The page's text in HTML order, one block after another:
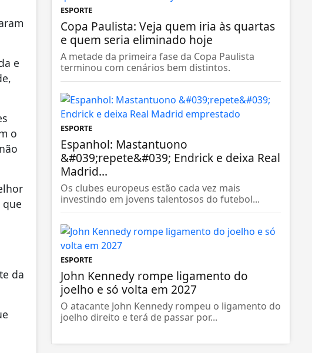
e
o
que
da
ESPORTE
Copa Paulista: Veja quem iria às quartas
e quem seria eliminado hoje
A metade da primeira fase da Copa Paulista
terminou com cenários bem distintos.
ESPORTE
Espanhol: Mastantuono
&#039;repete&#039; Endrick e deixa Real
Madrid...
Os clubes europeus estão cada vez mais
investindo em jovens talentosos do futebol...
ESPORTE
John Kennedy rompe ligamento do
joelho e só volta em 2027
O atacante John Kennedy rompeu o ligamento do
joelho direito e terá de passar por...